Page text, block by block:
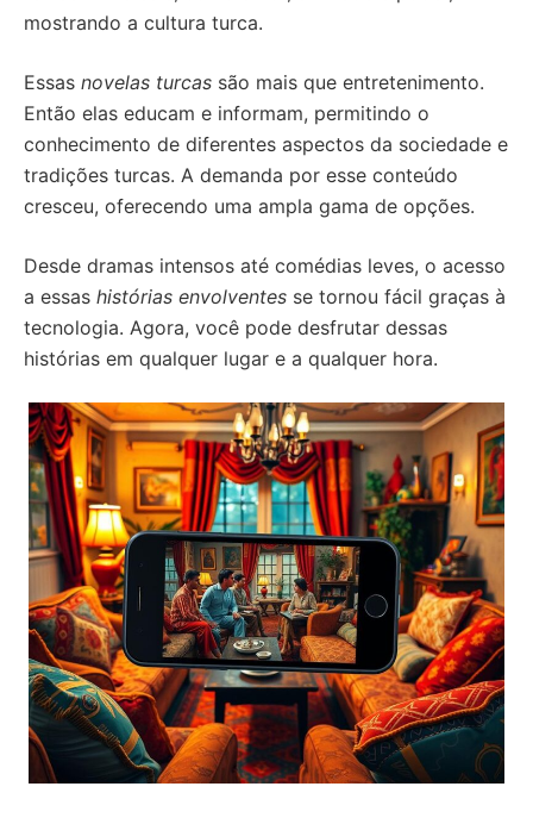
mostrando a cultura turca.
Essas novelas turcas são mais que entretenimento.
Então elas educam e informam, permitindo o
conhecimento de diferentes aspectos da sociedade e
tradições turcas. A demanda por esse conteúdo
cresceu, oferecendo uma ampla gama de opções.
Desde dramas intensos até comédias leves, o acesso
a essas histórias envolventes se tornou fácil graças à
tecnologia. Agora, você pode desfrutar dessas
histórias em qualquer lugar e a qualquer hora.